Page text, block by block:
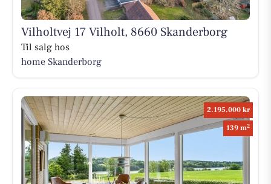
Vilholtvej 17 Vilholt, 8660 Skanderborg
Til salg hos
home Skanderborg
2.195.000 kr
139 m2